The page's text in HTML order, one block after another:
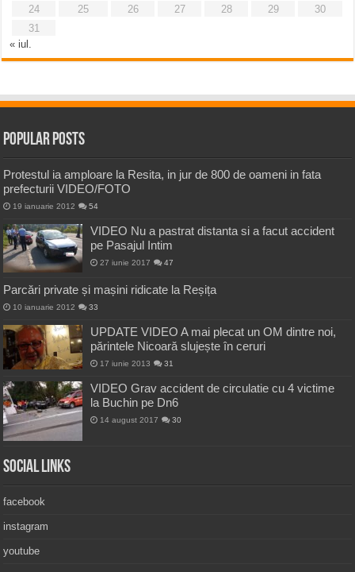
24
25 26 27 28 29
30
31
« iul.
Popular Posts
Protestul ia amploare la Resita, in jur de 800 de oameni in fata
prefecturii VIDEO/FOTO
19 ianuarie 2012 54
VIDEO Nu a pastrat distanta si a facut accident
pe Pasajul Intim
27 iunie 2017 47
Parcări private și mașini ridicate la Reșița
10 ianuarie 2012 33
UPDATE VIDEO A mai plecat un OM dintre noi,
părintele Nicoară slujește în ceruri
17 iunie 2013 31
VIDEO Grav accident de circulatie cu 4 victime
la Buchin pe Dn6
14 august 2017 30
Social Links
facebook
instagram
youtube